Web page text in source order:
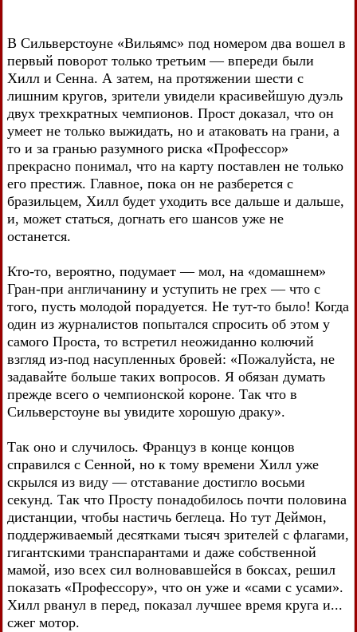
В Сильверстоуне «Вильямс» под номером два вошел в
первый поворот только третьим — впереди были
Хилл и Сенна. А затем, на протяжении шести с
лишним кругов, зрители увидели красивейшую дуэль
двух трехкратных чемпионов. Прост доказал, что он
умеет не только выжидать, но и атаковать на грани, а
то и за гранью разумного риска «Профессор»
прекрасно понимал, что на карту поставлен не только
его престиж. Главное, пока он не разберется с
бразильцем, Хилл будет уходить все дальше и дальше,
и, может статься, догнать его шансов уже не
останется.
Кто-то, вероятно, подумает — мол, на «домашнем»
Гран-при англичанину и уступить не грех — что с
того, пусть молодой порадуется. Не тут-то было! Когда
один из журналистов попытался спросить об этом у
самого Проста, то встретил неожиданно колючий
взгляд из-под насупленных бровей: «Пожалуйста, не
задавайте больше таких вопросов. Я обязан думать
прежде всего о чемпионской короне. Так что в
Сильверстоуне вы увидите хорошую драку».
Так оно и случилось. Француз в конце концов
справился с Сенной, но к тому времени Хилл уже
скрылся из виду — отставание достигло восьми
секунд. Так что Просту понадобилось почти половина
дистанции, чтобы настичь беглеца. Но тут Деймон,
поддерживаемый десятками тысяч зрителей с флагами,
гигантскими транспарантами и даже собственной
мамой, изо всех сил волновавшейся в боксах, решил
показать «Профессору», что он уже и «сами с усами».
Хилл рванул в перед, показал лучшее время круга и...
сжег мотор.